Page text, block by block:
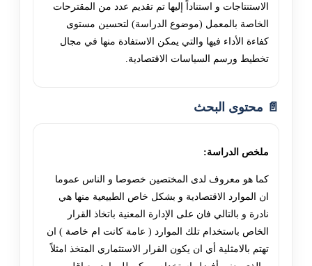
الاستنتاجات و استناداً إليها تم تقديم عدد من المقترحات
الخاصة بالمعمل (موضوع الدراسة) لتحسين مستوى
كفاءة الأداء فيها والتي يمكن الاستفادة منها في مجال
تخطيط ورسم السياسات الاقتصادية.
📄 محتوى البحث
ملخص الدراسة:
كما هو معروف لدى المختصين خصوصا و الناس عموما
ان الموارد الاقتصادية و بشكل خاص الطبيعية منها هي
نادرة و بالتالي فان على الإدارة المعنية باتخاذ القرار
الخاص باستخدام تلك الموارد ( عامة كانت ام خاصة ) ان
تهتم بالامثلية أي ان يكون القرار الاستثماري المتخذ امثلاً